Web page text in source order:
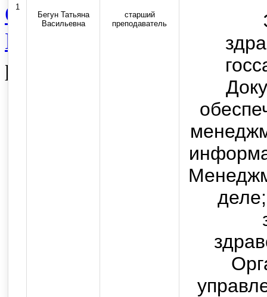
1
Бегун Татьяна
Васильевна
старший
преподаватель
Сведения об
Вспомогательная
работников
Copyright © 2013-2025
государственного
высшего образования
медицинский
Все